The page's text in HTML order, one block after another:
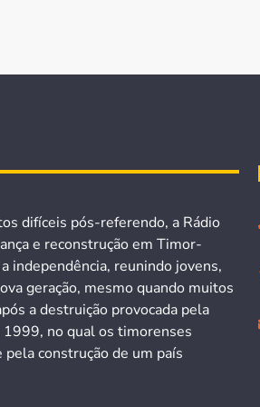
difíceis pós-referendo, a Rádio
e reconstrução em Timor-
independência, reunindo jovens,
geração, mesmo quando muitos
a destruição provocada pela
no qual os timorenses
construção de um país